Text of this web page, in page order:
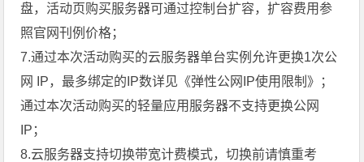
盘，活动页购买服务器可通过控制台扩容，扩容费用参
照官网刊例价格；
7.通过本次活动购买的云服务器单台实例允许更换1次公
网 IP，最多绑定的IP数详见《弹性公网IP使用限制》；
通过本次活动购买的轻量应用服务器不支持更换公网
IP；
8.云服务器支持切换带宽计费模式，切换前请慎重考